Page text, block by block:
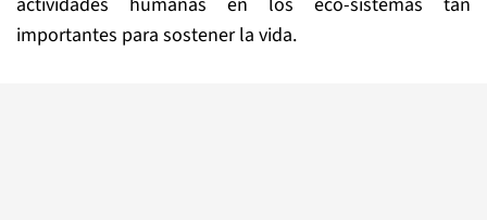
importantes para sostener la vida.